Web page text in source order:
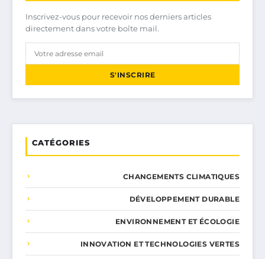
Inscrivez-vous pour recevoir nos derniers articles
directement dans votre boîte mail.
S'INSCRIRE
CATÉGORIES
CHANGEMENTS CLIMATIQUES
DÉVELOPPEMENT DURABLE
ENVIRONNEMENT ET ÉCOLOGIE
INNOVATION ET TECHNOLOGIES VERTES